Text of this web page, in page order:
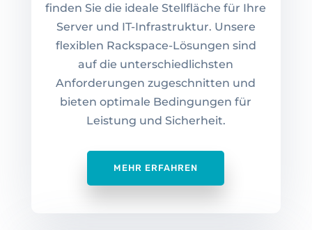
finden Sie die ideale Stellfläche für Ihre
Server und IT-Infrastruktur. Unsere
flexiblen Rackspace-Lösungen sind
auf die unterschiedlichsten
Anforderungen zugeschnitten und
bieten optimale Bedingungen für
Leistung und Sicherheit.
MEHR ERFAHREN